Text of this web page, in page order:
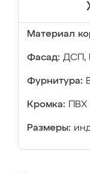
Материал
Фасад: ДСП,
Фурнитура:
Кромка:
Размеры: